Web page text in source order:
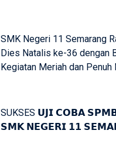
SMK Negeri 11 Semarang
Dies Natalis ke-36 dengan
Kegiatan Meriah dan Penuh
SUKSES 𝗨𝗝𝗜 𝗖𝗢𝗕𝗔
𝗦𝗠𝗞 𝗡𝗘𝗚𝗘𝗥𝗜 𝟭𝟭